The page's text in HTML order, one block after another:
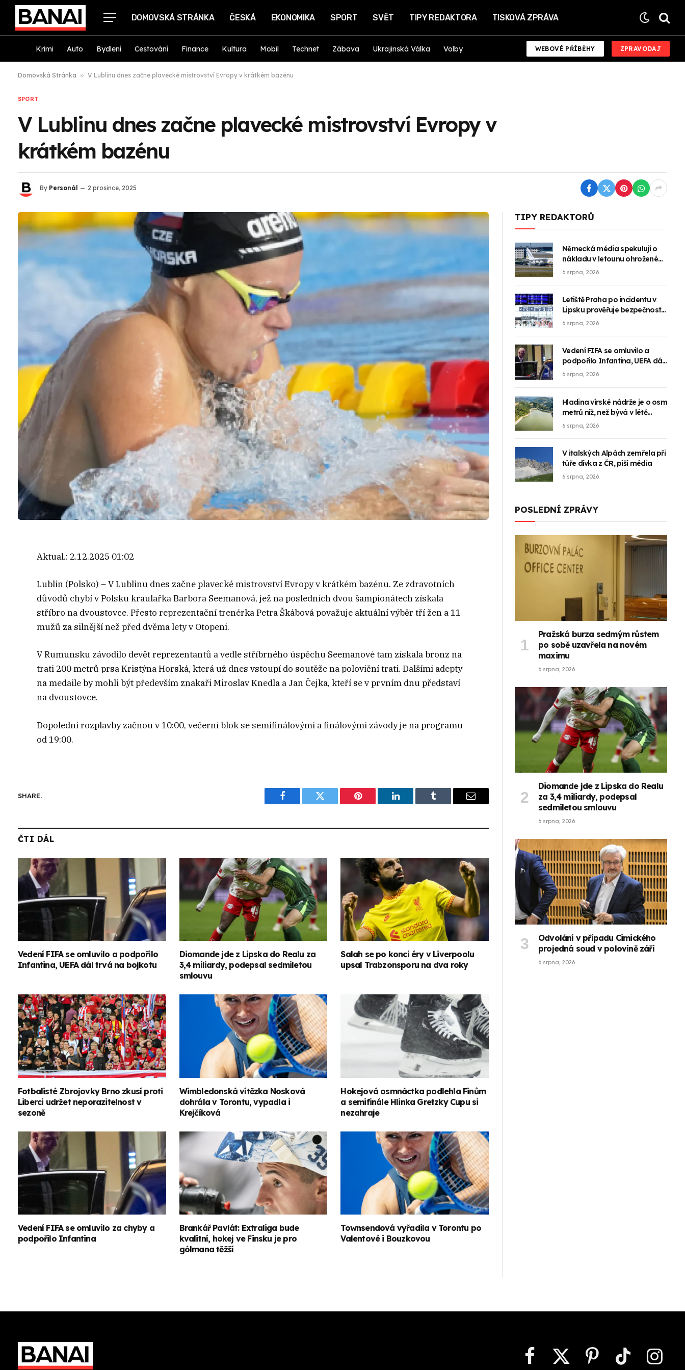
DOMOVSKÁ STRÁNKA ČESKÁ EKONOMIKA SPORT SVĚT TIPY REDAKTORA TISKOVÁ ZPRÁVA
Krimi Auto Bydlení Cestování Finance Kultura Mobil Technet Zábava Ukrajinská Válka Volby WEBOVÉ PŘÍBĚHY ZPRAVODAJ
Domovská Stránka » V Lublinu dnes začne plavecké mistrovství Evropy v krátkém bazénu
SPORT
V Lublinu dnes začne plavecké mistrovství Evropy v
krátkém bazénu
By Personál 2 prosince, 2025
Aktual.: 2.12.2025 01:02
Lublin (Polsko) – V Lublinu dnes začne plavecké mistrovství Evropy v krátkém bazénu. Ze zdravotních
důvodů chybí v Polsku kraulařka Barbora Seemanová, jež na posledních dvou šampionátech získala
stříbro na dvoustovce. Přesto reprezentační trenérka Petra Škábová považuje aktuální výběr tří žen a 11
mužů za silnější než před dvěma lety v Otopeni.
V Rumunsku závodilo devět reprezentantů a vedle stříbrného úspěchu Seemanové tam získala bronz na
trati 200 metrů prsa Kristýna Horská, která už dnes vstoupí do soutěže na poloviční trati. Dalšími adepty
na medaile by mohli být především znakaři Miroslav Knedla a Jan Čejka, kteří se v prvním dnu představí
na dvoustovce.
Dopolední rozplavby začnou v 10:00, večerní blok se semifinálovými a finálovými závody je na programu
od 19:00.
SHARE.
Facebook Twitter Pinterest LinkedIn Tumblr Email
ČTI DÁL
Vedení FIFA se omluvilo a podpořilo
Infantina, UEFA dál trvá na bojkotu
Diomande jde z Lipska do Realu za
3,4 miliardy, podepsal sedmiletou
smlouvu
Salah se po konci éry v Liverpoolu
upsal Trabzonsporu na dva roky
Fotbalisté Zbrojovky Brno zkusí proti
Liberci udržet neporazitelnost v
sezoně
Wimbledonská vítězka Nosková
dohrála v Torontu, vypadla i
Krejčíková
Hokejová osmnáctka podlehla Finům
a semifinále Hlinka Gretzky Cupu si
nezahraje
Vedení FIFA se omluvilo za chyby a
podpořilo Infantina
Brankář Pavlát: Extraliga bude
kvalitní, hokej ve Finsku je pro
gólmana těžší
Townsendová vyřadila v Torontu po
Valentové i Bouzkovou
TIPY REDAKTORŮ
Německá média spekulují o
nákladu v letounu ohroženém
dronem
6 srpna, 2026
Letiště Praha po incidentu v
Lipsku prověřuje bezpečnostní
opatření
6 srpna, 2026
Vedení FIFA se omluvilo a
podpořilo Infantina, UEFA dál
trvá na bojkotu
6 srpna, 2026
Hladina vírské nádrže je o osm
metrů níž, než bývá v létě
obvyklé
6 srpna, 2026
V italských Alpách zemřela při
túře dívka z ČR, píší média
6 srpna, 2026
POSLEDNÍ ZPRÁVY
Pražská burza sedmým růstem
po sobě uzavřela na novém
maximu
6 srpna, 2026
Diomande jde z Lipska do Realu
za 3,4 miliardy, podepsal
sedmiletou smlouvu
6 srpna, 2026
Odvolání v případu Cimického
projedná soud v polovině září
6 srpna, 2026
Facebook
X
PinterestTikTok